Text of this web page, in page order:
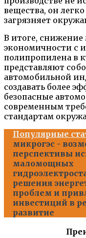
вещества, он
загрязняет
В итоге,
экономичности с
полипропилена в
представляют
автомобильной
создавать более
безопасные
современным
стандартам
Популярные
микрогэс -
перспективы
маломощных
решения
проблем и
инвестиций в
развитие